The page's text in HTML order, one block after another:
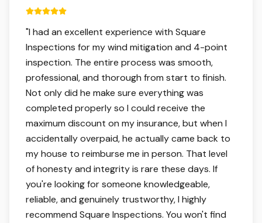
5 out of 5 stars.
"I had an excellent experience with Square
Inspections for my wind mitigation and 4-point
inspection. The entire process was smooth,
professional, and thorough from start to finish.
Not only did he make sure everything was
completed properly so I could receive the
maximum discount on my insurance, but when I
accidentally overpaid, he actually came back to
my house to reimburse me in person. That level
of honesty and integrity is rare these days. If
you're looking for someone knowledgeable,
reliable, and genuinely trustworthy, I highly
recommend Square Inspections. You won't find